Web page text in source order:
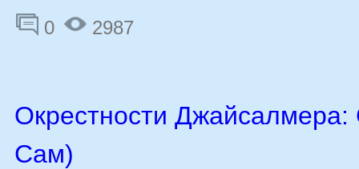
0
2987
Окрестности
Сам)